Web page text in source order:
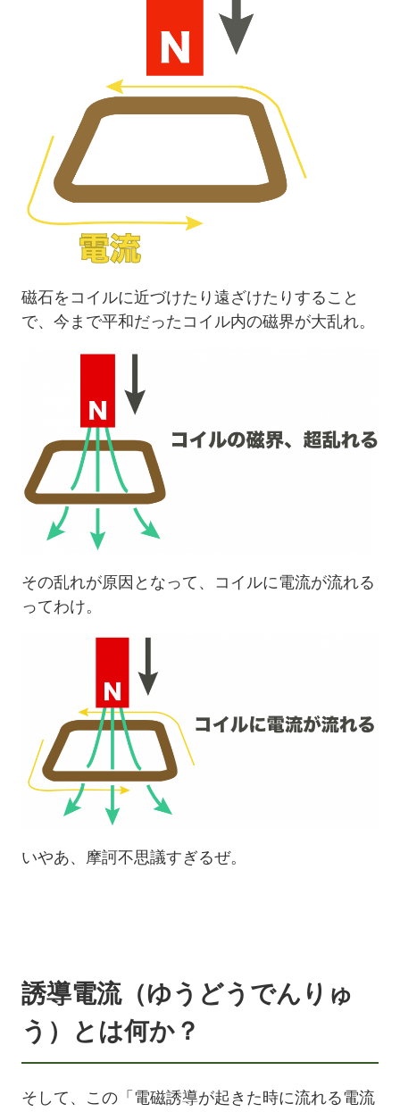
磁石をコイルに近づけたり遠ざけたりすること
で、今まで平和だったコイル内の磁界が大乱れ。
その乱れが原因となって、コイルに電流が流れる
ってわけ。
いやあ、摩訶不思議すぎるぜ。
誘導電流（ゆうどうでんりゅ
う）とは何か？
そして、この「電磁誘導が起きた時に流れる電流